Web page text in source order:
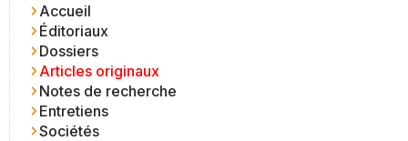
Accueil
Éditoriaux
Dossiers
Articles originaux
Notes de recherche
Entretiens
Sociétés